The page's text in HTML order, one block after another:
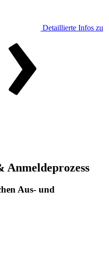
Detaillierte Infos zu
Anmeldeprozess
Aus- und